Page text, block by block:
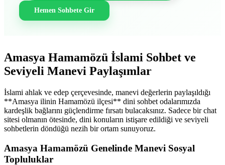
Hemen Sohbete Gir
Amasya Hamamözü İslami Sohbet ve
Seviyeli Manevi Paylaşımlar
İslami ahlak ve edep çerçevesinde, manevi değerlerin paylaşıldığı
**Amasya ilinin Hamamözü ilçesi** dini sohbet odalarımızda
kardeşlik bağlarını güçlendirme fırsatı bulacaksınız. Sadece bir chat
sitesi olmanın ötesinde, dini konuların istişare edildiği ve seviyeli
sohbetlerin döndüğü nezih bir ortam sunuyoruz.
Amasya Hamamözü Genelinde Manevi Sosyal
Topluluklar